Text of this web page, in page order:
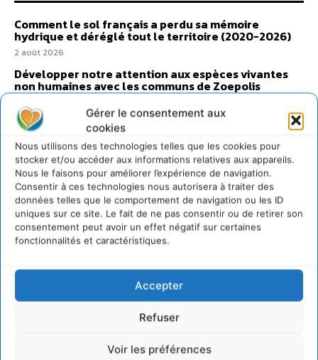
Gérer le consentement aux
cookies
Nous utilisons des technologies telles que les cookies pour
stocker et/ou accéder aux informations relatives aux appareils.
Nous le faisons pour améliorer l’expérience de navigation.
Consentir à ces technologies nous autorisera à traiter des
données telles que le comportement de navigation ou les ID
uniques sur ce site. Le fait de ne pas consentir ou de retirer son
consentement peut avoir un effet négatif sur certaines
fonctionnalités et caractéristiques.
Accepter
Refuser
Voir les préférences
Comment le sol français a perdu sa mémoire
hydrique et déréglé tout le territoire (2020-2026)
2 août 2026
Développer notre attention aux espèces vivantes
non humaines avec les communs de Zoepolis
Un kit citoyen pour lever les freins au
développement des forêts comestibles dans nos
villes
29 juillet 2026
L’éco-anxiété informe et l’éco-lucidité transforme
28 juillet 2026
7 indicateurs pour des villes résilientes et durables,
adaptées au changement climatique